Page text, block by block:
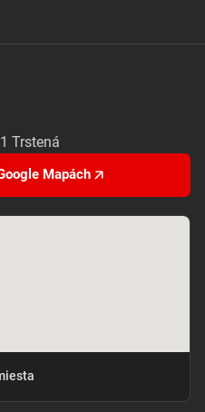
Trstená
Mapách